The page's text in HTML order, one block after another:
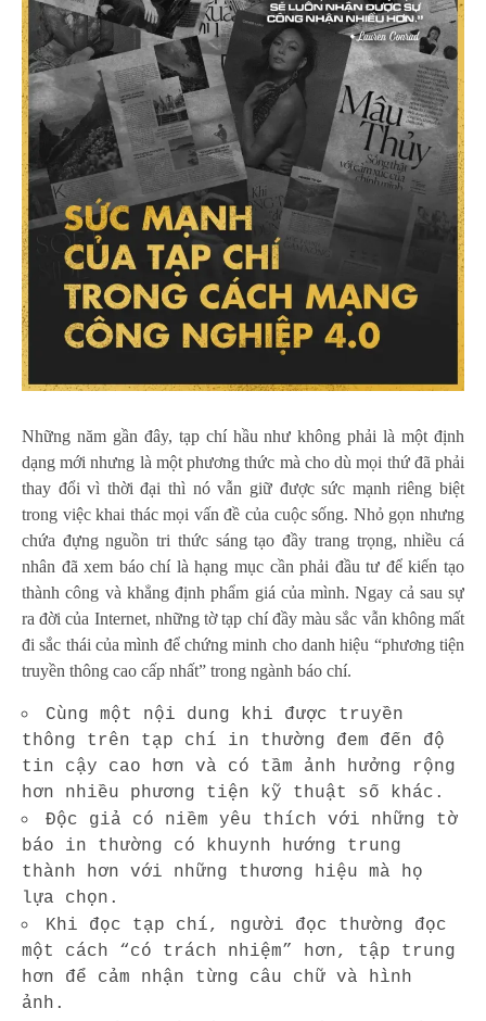
Những năm gần đây, tạp chí hầu như không phải là một định
dạng mới nhưng là một phương thức mà cho dù mọi thứ đã phải
thay đổi vì thời đại thì nó vẫn giữ được sức mạnh riêng biệt
trong việc khai thác mọi vấn đề của cuộc sống. Nhỏ gọn nhưng
chứa đựng nguồn tri thức sáng tạo đầy trang trọng, nhiều cá
nhân đã xem báo chí là hạng mục cần phải đầu tư để kiến tạo
thành công và khẳng định phẩm giá của mình. Ngay cả sau sự
ra đời của Internet, những tờ tạp chí đầy màu sắc vẫn không mất
đi sắc thái của mình để chứng minh cho danh hiệu “phương tiện
truyền thông cao cấp nhất” trong ngành báo chí.
Cùng một nội dung khi được truyền
thông trên tạp chí in thường đem đến độ
tin cậy cao hơn và có tầm ảnh hưởng rộng
hơn nhiều phương tiện kỹ thuật số khác.
Độc giả có niềm yêu thích với những tờ
báo in thường có khuynh hướng trung
thành hơn với những thương hiệu mà họ
lựa chọn.
Khi đọc tạp chí, người đọc thường đọc
một cách “có trách nhiệm” hơn, tập trung
hơn để cảm nhận từng câu chữ và hình
ảnh.